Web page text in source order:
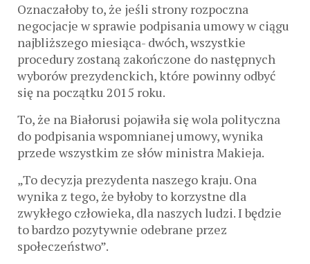
Oznaczałoby to, że jeśli strony rozpoczna
negocjacje w sprawie podpisania umowy w ciągu
najbliższego miesiąca- dwóch, wszystkie
procedury zostaną zakończone do następnych
wyborów prezydenckich, które powinny odbyć
się na początku 2015 roku.
To, że na Białorusi pojawiła się wola polityczna
do podpisania wspomnianej umowy, wynika
przede wszystkim ze słów ministra Makieja.
„To decyzja prezydenta naszego kraju. Ona
wynika z tego, że byłoby to korzystne dla
zwykłego człowieka, dla naszych ludzi. I będzie
to bardzo pozytywnie odebrane przez
społeczeństwo”.